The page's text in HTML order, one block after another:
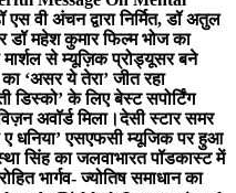
एस वी अंचन द्वारा निर्मित, डॉ अतुल
डॉ महेश कुमार फिल्म भोज का
मार्शल से म्यूज़िक प्रोड्यूसर बने
‘असर ये तेरा’ जीत रहा
डिस्को’ के लिए बेस्ट सपोर्टिंग
अवॉर्ड मिला।देसी स्टार समर
ए धनिया’ एसएफसी म्यूजिक पर हुआ
सिंह का जलवाभारत पॉडकास्ट में
भार्गव- ज्योतिष समाधान का